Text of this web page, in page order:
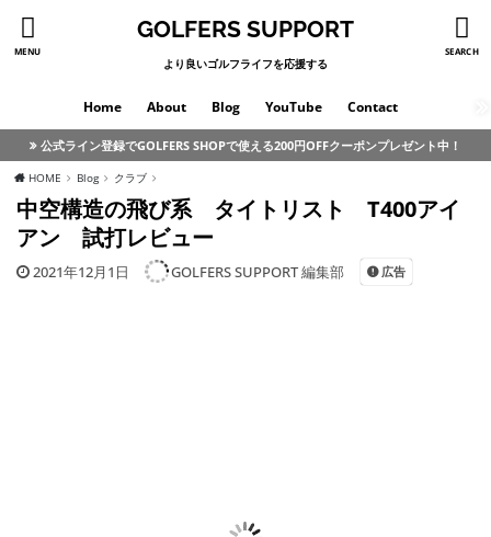
MENU SEARCH
GOLFERS SUPPORT
より良いゴルフライフを応援する
Home About Blog YouTube Contact
公式ライン登録でGOLFERS SHOPで使える200円OFFクーポンプレゼント中！
HOME Blog クラブ
中空構造の飛び系 タイトリスト T400アイ
アン 試打レビュー
2021年12月1日 GOLFERS SUPPORT 編集部 広告